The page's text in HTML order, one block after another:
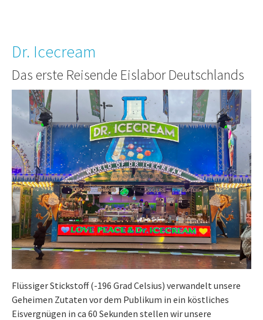
Dr. Icecream
Das erste Reisende Eislabor Deutschlands
Flüssiger Stickstoff (-196 Grad Celsius) verwandelt unsere
Geheimen Zutaten vor dem Publikum in ein köstliches
Eisvergnügen in ca 60 Sekunden stellen wir unsere